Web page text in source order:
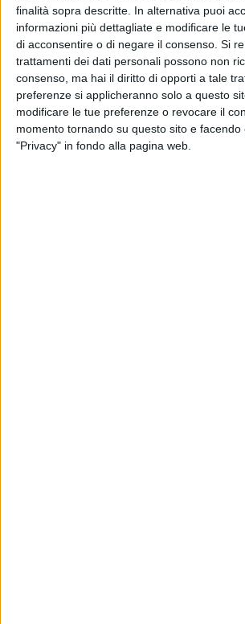
finalità sopra descritte. In alternativa puoi
informazioni più dettagliate e modificare le
di acconsentire o di negare il consenso. Si
trattamenti dei dati personali possono non
consenso, ma hai il diritto di opporti a tale
preferenze si applicheranno solo a questo
modificare le tue preferenze o revocare il
momento tornando su questo sito e facendo
"Privacy" in fondo alla pagina web.
Intervista video a Tommaso Minervini candidato
Sindaco di Molfetta
Error loading media: